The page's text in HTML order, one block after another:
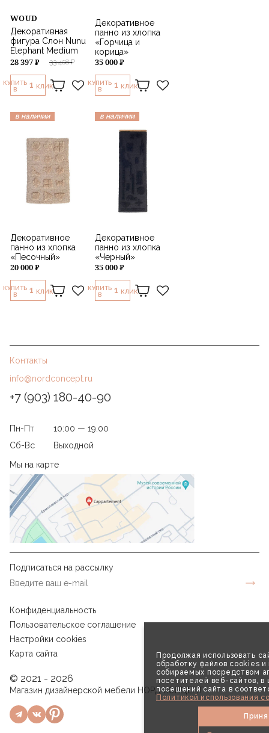
Продолжая использовать
обработку файлов cookies и
собираемых посредством
посетителей веб-сайтов, в
посещений сайта в
Политикой использования
WOUD
Декоративная
фигура Слон Nunu
Elephant Medium
33 408 ₽
28 397 ₽
КУПИТЬ
В
1 КЛИК
Декоративное
панно из хлопка
«Горчица и
корица»
35 000 ₽
КУПИТЬ
В
1 КЛИК
в наличии
Декоративное
панно из хлопка
«Песочный»
20 000 ₽
КУПИТЬ
В
1 КЛИК
в наличии
Декоративное
панно из хлопка
«Черный»
35 000 ₽
КУПИТЬ
В
1 КЛИК
Контакты
info@nordconcept.ru
+7 (903) 180-40-90
Пн-Пт
10:00 — 19.00
Сб-Вс
Выходной
Мы на карте
Подписаться на рассылку
Конфиденциальность
Пользовательское соглашение
Настройки cookies
Карта сайта
© 2021 - 2026
Магазин дизайнерской мебели НОРД КОНЦЕПТ